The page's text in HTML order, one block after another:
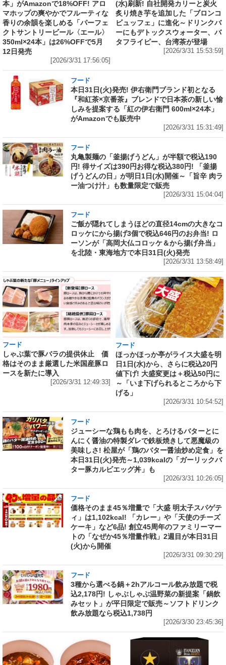
本」がAmazonで18%OFF! アロ
マホップの爽やかでフルーティな
香りの余韻を楽しめる「パーフェ
クトサントリービール〈エール〉
350ml×24本」は26%OFFで5月
12日発売
[2026/3/31 17:56:05]
(水)刷新! 自社開発カリーと炭火
炙り焼き芋を追加した「ブロンコ
ビュッフェ」に進化～ドリンクバ
ーにもデトックスウォーター、バ
タフライピー、台湾茶が登場
[2026/3/31 15:53:59]
フード
本日31日(火)発売! 伊右衛門ブランド初となる
『和紅茶×京番茶』ブレンドで日本茶の新しい愉
しみを提案する「紅の伊右衛門 600ml×24本」
がAmazonでも販売中
[2026/3/31 15:31:49]
フード
丸亀製麺の「釜揚げうどん」が半額で税込190
円! 得サイズは390円お得な税込380円! 「釜揚
げうどんの日」が明日1日(水)開催～「旨辛 肉ラ
ー油つけ汁」も数量限定で販売
[2026/3/31 15:04:04]
フード
ご飯が隠れてしまうほどの直径14cmの大きなコ
ロッケにから揚げ3個で税込646円のお弁当! ロ
ーソンが「高岡大仏コロッケ＆から揚げ弁当」
を北陸・東海地方で本日31日(火)発売
[2026/3/31 13:58:49]
フード
しゃぶ葉で豚バラの提供休止 価
格はそのまま厳選した米国産豚ロ
ースを新たに導入
[2026/3/31 12:49:33]
フード
ほっかほっか亭がライス大盛を明
日1日(水)から、さらに税込20円
値下げ! 大盛変更は＋税込50円に
～「いま下げられるところから下
げる」
[2026/3/31 10:54:52]
フード
ジューシーな鶏もも肉を、とろけるバターとに
んにく醤油の特製ダレで鉄板焼きして悪魔級の
美味しさ! 松屋が「鶏のバター醤油炒め定食」を
本日31日(火)発売～1,039kcalの「ガーリックバ
ター豚カルビエッグ丼」も
[2026/3/31 10:26:05]
フード
価格そのまま45％増量で「大盛 明太子スパゲテ
ィ」は1,102kcal! 「カレー」や「天使のチーズ
ケーキ」など6品! 創立45周年のファミリーマー
トの「なぜか45％増量作戦」2週目が本日31日
(火)から開催
[2026/3/31 09:30:29]
フード
3種から選べる鍋＋2hアルコール飲み放題で税
込2,178円! しゃぶしゃぶ温野菜の新提案「鍋飲
みセット」が平日限定で販売～ソフトドリンク
飲み放題なら税込1,738円
[2026/3/30 23:45:36]